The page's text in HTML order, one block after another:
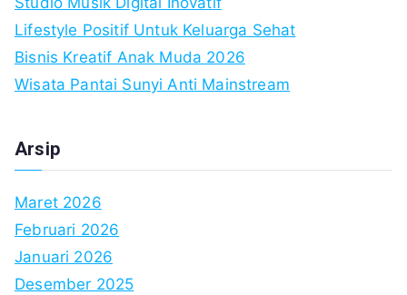
Lifestyle Positif Untuk Keluarga Sehat
Bisnis Kreatif Anak Muda 2026
Wisata Pantai Sunyi Anti Mainstream
Arsip
Maret 2026
Februari 2026
Januari 2026
Desember 2025